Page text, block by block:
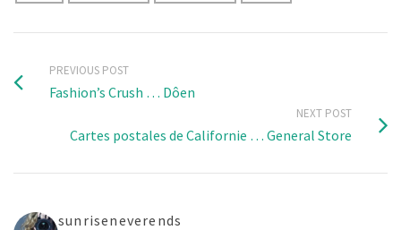
PREVIOUS POST
Fashion’s Crush … Dôen
NEXT POST
Cartes postales de Californie … General Store
sunriseneverends